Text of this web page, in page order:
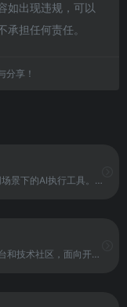
如出现违规，可以
担任何责任。
分享！
钉钉推出的AI个人助理，定位于企业协同场景下的AI执行工具。它不仅支持自然语言交互，还具备跨软件操作能力，可以在本地电脑上执行具体任务，例如浏览器操作、数据处理及平台内容发布。
51CTO 是中国知名的数字化人才学习平台和技术社区，面向开发者与IT从业者提供技术社区、技术博客、新媒体矩阵、在线教育与职业培训等综合服务体系。平台聚集大量技术人员、技术博主与企业CTO，并覆盖就业培训、在职提升与认证考试等职业教育领域，同时承担华为鸿蒙官方技术社区运营，服务鸿蒙开发者生态。